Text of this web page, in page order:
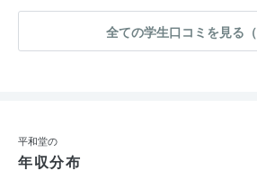
全ての学生口コミを見る（
平和堂の
年収分布